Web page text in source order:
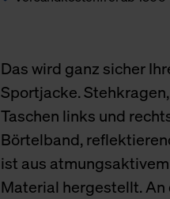
Das wird ganz sicher
Sportjacke.
Taschen links und
Börtelband,
ist aus
Material hergestellt.